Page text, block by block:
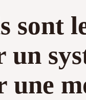
sont
un
une